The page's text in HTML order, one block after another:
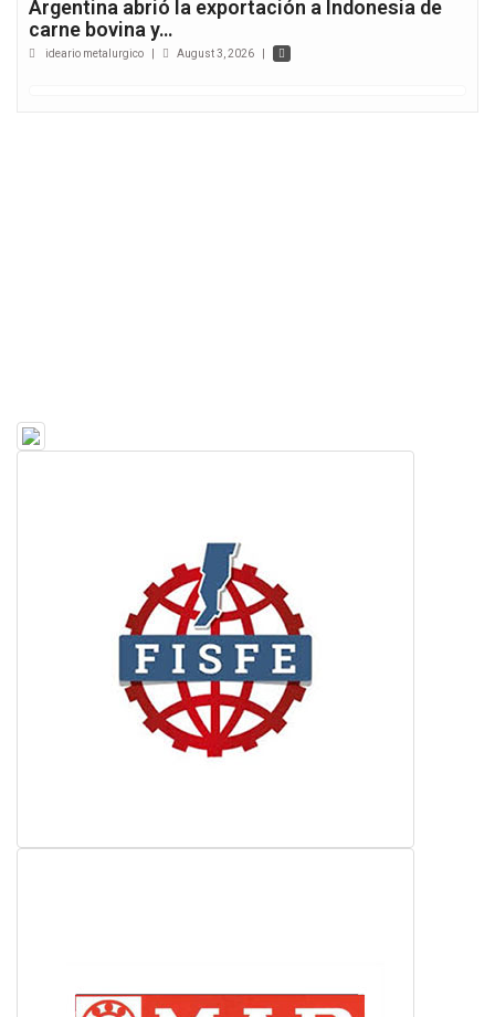
Argentina abrió la exportación a Indonesia de
carne bovina y…
ideario metalurgico August 3, 2026